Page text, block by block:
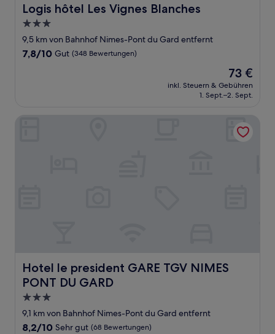
Logis hôtel Les Vignes Blanches
Logis hôtel Les Vignes Blanches
3.0-
Sterne-
Unterkunft
9,5 km von Bahnhof Nimes-Pont du Gard entfernt
7.8
7,8/10 Gut (348 Bewertungen)
Der
Preis
beträgt
73 €
inkl. Steuern & Gebühren
1. Sept.–2. Sept.
Hotel le president GARE TGV NIMES
PONT DU GARD
Hotel le president GARE TGV NIMES PONT DU GARD
3.0-
Sterne-
Unterkunft
9,1 km von Bahnhof Nimes-Pont du Gard entfernt
8.2
8,2/10 Sehr gut (68 Bewertungen)
Hotel le president GARE TGV NIMES PONT DU GARD